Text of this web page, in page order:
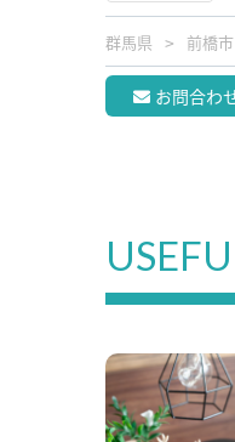
群馬県 前橋市
お問合わ